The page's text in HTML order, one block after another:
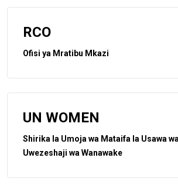
RCO
Ofisi ya Mratibu Mkazi
UN WOMEN
Shirika la Umoja wa Mataifa la Usawa
Uwezeshaji wa Wanawake